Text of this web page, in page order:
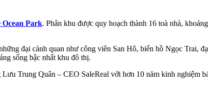
Ocean Park. Phân khu được quy hoạch thành 16 toà nhà,
đại cảnh quan như công viên San Hô, biển hồ Ngọc
sống bậc nhất khu đô thị.
Trung Quân – CEO SaleReal với hơn 10 năm kinh nghiệm